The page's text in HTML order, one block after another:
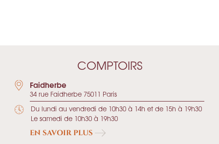
COMPTOIRS
Faidherbe
34 rue Faidherbe 75011 Paris
Du lundi au vendredi de 10h30 à 14h et de 15h à 19h30
Le samedi de 10h30 à 19h30
EN SAVOIR PLUS